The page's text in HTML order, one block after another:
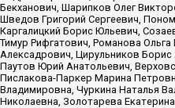
Бекханович, Шарипков Олег
Шведов Григорий Сергеевич,
Каргалицкий Борис Юльевич,
Тимур Рифгатович, Романова
Алексадрович, Цирульников Борис
Паутов Юрий Анатольевич,
Пислакова-Паркер Марина
Владимировна, Чуркина Наталья
Николаевна, Золотарева